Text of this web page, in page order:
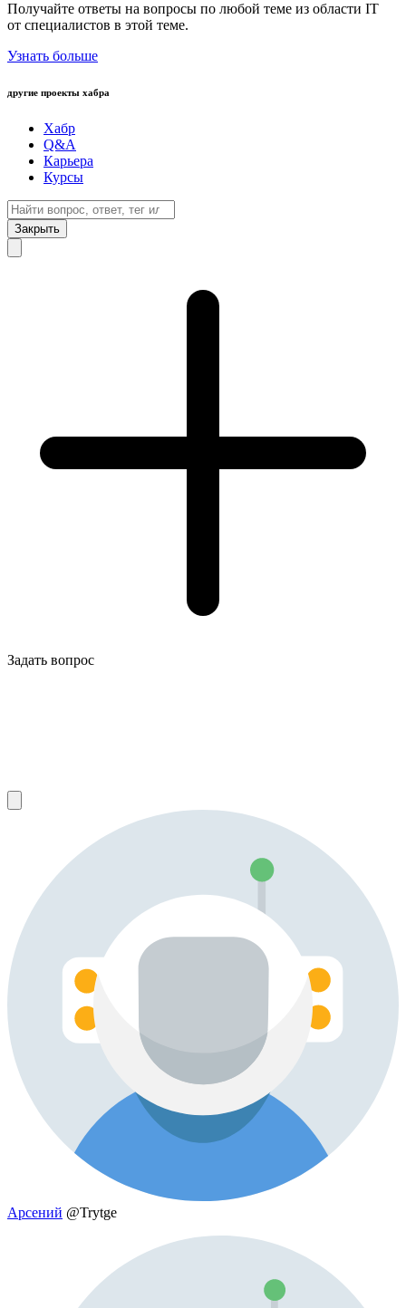
Получайте ответы на вопросы по любой теме из области IT
от специалистов в этой теме.
Узнать больше
другие проекты хабра
Хабр
Q&A
Карьера
Курсы
Закрыть
Задать вопрос
Арсений @Trytge